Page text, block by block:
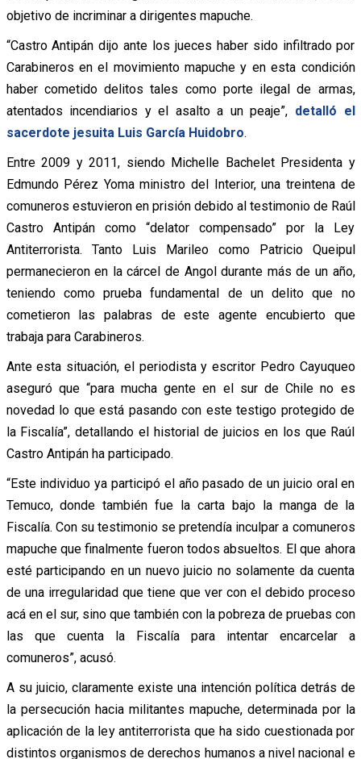
objetivo de incriminar a dirigentes mapuche.
“Castro Antipán dijo ante los jueces haber sido infiltrado por
Carabineros en el movimiento mapuche y en esta condición
haber cometido delitos tales como porte ilegal de armas,
atentados incendiarios y el asalto a un peaje”, detalló el
sacerdote jesuita Luis García Huidobro.
Entre 2009 y 2011, siendo Michelle Bachelet Presidenta y
Edmundo Pérez Yoma ministro del Interior, una treintena de
comuneros estuvieron en prisión debido al testimonio de Raúl
Castro Antipán como “delator compensado” por la Ley
Antiterrorista. Tanto Luis Marileo como Patricio Queipul
permanecieron en la cárcel de Angol durante más de un año,
teniendo como prueba fundamental de un delito que no
cometieron las palabras de este agente encubierto que
trabaja para Carabineros.
Ante esta situación, el periodista y escritor Pedro Cayuqueo
aseguró que “para mucha gente en el sur de Chile no es
novedad lo que está pasando con este testigo protegido de
la Fiscalía”, detallando el historial de juicios en los que Raúl
Castro Antipán ha participado.
“Este individuo ya participó el año pasado de un juicio oral en
Temuco, donde también fue la carta bajo la manga de la
Fiscalía. Con su testimonio se pretendía inculpar a comuneros
mapuche que finalmente fueron todos absueltos. El que ahora
esté participando en un nuevo juicio no solamente da cuenta
de una irregularidad que tiene que ver con el debido proceso
acá en el sur, sino que también con la pobreza de pruebas con
las que cuenta la Fiscalía para intentar encarcelar a
comuneros”, acusó.
A su juicio, claramente existe una intención política detrás de
la persecución hacia militantes mapuche, determinada por la
aplicación de la ley antiterrorista que ha sido cuestionada por
distintos organismos de derechos humanos a nivel nacional e